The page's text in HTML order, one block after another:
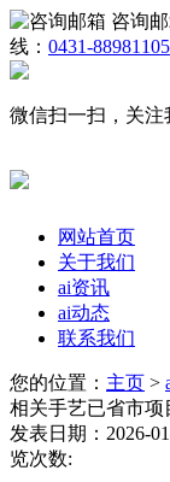
咨询邮
线： 0431-88981105
微信扫一扫，关注
网站首页
关于我们
ai资讯
ai动态
联系我们
您的位置： 主页 >
相关手艺已省市项
发表日期：2026-
览次数: